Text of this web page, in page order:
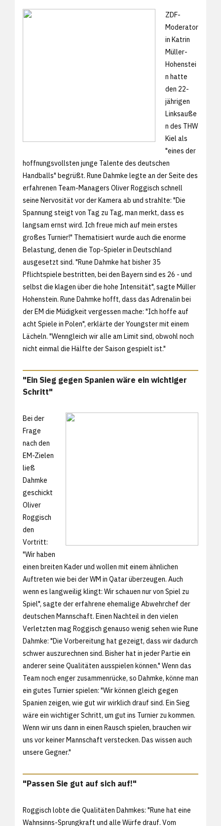
ZDF-
Moderator
in Katrin
Müller-
Hohenstei
n hatte
den 22-
jährigen
Linksauße
n des THW
Kiel als
"eines der
hoffnungsvollsten junge Talente des deutschen
Handballs" begrüßt. Rune Dahmke legte an der Seite des
erfahrenen Team-Managers Oliver Roggisch schnell
seine Nervosität vor der Kamera ab und strahlte: "Die
Spannung steigt von Tag zu Tag, man merkt, dass es
langsam ernst wird. Ich freue mich auf mein erstes
großes Turnier!" Thematisiert wurde auch die enorme
Belastung, denen die Top-Spieler in Deutschland
ausgesetzt sind. "Rune Dahmke hat bisher 35
Pflichtspiele bestritten, bei den Bayern sind es 26 - und
selbst die klagen über die hohe Intensität", sagte Müller
Hohenstein. Rune Dahmke hofft, dass das Adrenalin bei
der EM die Müdigkeit vergessen mache: "Ich hoffe auf
acht Spiele in Polen", erklärte der Youngster mit einem
Lächeln. "Wenngleich wir alle am Limit sind, obwohl noch
nicht einmal die Hälfte der Saison gespielt ist."
"Ein Sieg gegen Spanien wäre ein wichtiger
Schritt"
Bei der
Frage
nach den
EM-Zielen
ließ
Dahmke
geschickt
Oliver
Roggisch
den
Vortritt:
"Wir haben
einen breiten Kader und wollen mit einem ähnlichen
Auftreten wie bei der WM in Qatar überzeugen. Auch
wenn es langweilig klingt: Wir schauen nur von Spiel zu
Spiel", sagte der erfahrene ehemalige Abwehrchef der
deutschen Mannschaft. Einen Nachteil in den vielen
Verletzten mag Roggisch genauso wenig sehen wie Rune
Dahmke: "Die Vorbereitung hat gezeigt, dass wir dadurch
schwer auszurechnen sind. Bisher hat in jeder Partie ein
anderer seine Qualitäten ausspielen können." Wenn das
Team noch enger zusammenrücke, so Dahmke, könne man
ein gutes Turnier spielen: "Wir können gleich gegen
Spanien zeigen, wie gut wir wirklich drauf sind. Ein Sieg
wäre ein wichtiger Schritt, um gut ins Turnier zu kommen.
Wenn wir uns dann in einen Rausch spielen, brauchen wir
uns vor keiner Mannschaft verstecken. Das wissen auch
unsere Gegner."
"Passen Sie gut auf sich auf!"
Roggisch lobte die Qualitäten Dahmkes: "Rune hat eine
Wahnsinns-Sprungkraft und alle Würfe drauf. Vom